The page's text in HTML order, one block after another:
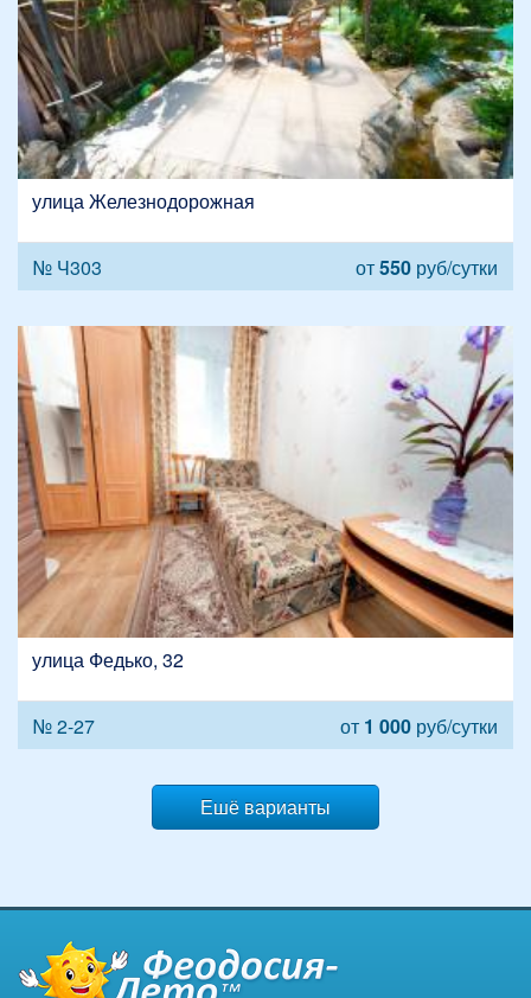
улица Железнодорожная
№ Ч303 от550 руб/сутки
улица Федько, 32
№ 2-27 от 1 000 руб/сутки
Ешё варианты